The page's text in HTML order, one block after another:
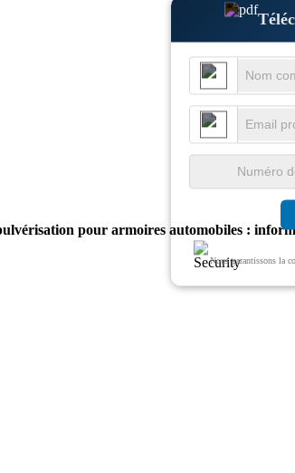
Nous garantissons la
pour armoires automobiles :